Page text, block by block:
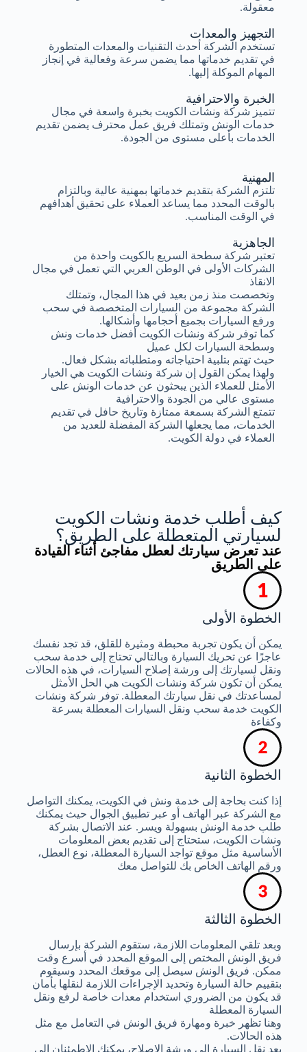
الخبرة والاحترافية
تتميز شركة ونشات الكويت بخبرة واسعة في مجال
خدمات الونش وتمتلك فريق عمل محترف يضمن تقديم
الخدمات بأعلى مستوى من الجودة.
التجهيز والمعدات
تستخدم الشركة أحدث التقنيات والمعدات المتطورة
في تقديم خدماتها مما يضمن سرعة وفعالية في إنجاز
المهام الموكلة إليها.
معقولة.
المهنية
تلتزم الشركة بتقديم خدماتها بمهنية عالية وبالتزام
بالوقت المحدد مما يساعد العملاء على تحقيق أهدافهم
في الوقت المناسب.
الجاهزية
تعتبر شركة سطحة السريع بالكويت واحدة من
الشركات الأولى في الوطن العربي التي تعمل في مجال
الانقاذ
وتخصصت منذ زمن بعيد في هذا المجال، وتمتلك
الشركة مجموعة من السيارات المتخصصة في سحب
ورفع السيارات بجميع أحجامها وأشكالها.
كما توفر شركة ونشات الكويت أفضل خدمات ونش
وسطحة السيارات لكل عميل
حيث تهتم بتلبية احتياجاته ومتطلباته بشكل فعال.
ولهذا يمكن القول إن شركة ونشات الكويت هي الخيار
الأمثل للعملاء الذين يبحثون عن خدمات الونش على
مستوى عالي من الجودة والاحترافية
تتمتع الشركة بسمعة ممتازة وتاريخ حافل في تقديم
الخدمات، مما يجعلها الشركة المفضلة للعديد من
العملاء في دولة الكويت.
كيف أطلب خدمة ونشات الكويت
لسيارتي المتعطلة على الطريق؟
عند تعرض سيارتك لعطل مفاجئ أثناء القيادة
على الطريق
الخطوة الأولى
يمكن أن يكون تجربة محبطة ومثيرة للقلق، قد تجد نفسك
عاجزًا عن تحريك السيارة وبالتالي تحتاج إلى خدمة سحب
ونقل لسيارتك إلى ورشة إصلاح السيارات، في هذه الحالات
يمكن أن تكون شركة ونشات الكويت هي الحل الأمثل
لمساعدتك في نقل سيارتك المعطلة. توفر شركة ونشات
الكويت خدمة سحب ونقل السيارات المعطلة بسرعة
وكفاءة
الخطوة الثانية
إذا كنت بحاجة إلى خدمة ونش في الكويت، يمكنك التواصل
مع الشركة عبر الهاتف أو عبر تطبيق الجوال حيث يمكنك
طلب خدمة الونش بسهولة ويسر. عند الاتصال بشركة
ونشات الكويت، ستحتاج إلى تقديم بعض المعلومات
الأساسية مثل موقع تواجد السيارة المعطلة، نوع العطل،
ورقم الهاتف الخاص بك للتواصل معك
الخطوة الثالثة
وبعد تلقي المعلومات اللازمة، ستقوم الشركة بإرسال
فريق الونش المختص إلى الموقع المحدد في أسرع وقت
ممكن. فريق الونش سيصل إلى موقعك المحدد وسيقوم
بتقييم حالة السيارة وتحديد الإجراءات اللازمة لنقلها بأمان
قد يكون من الضروري استخدام معدات خاصة لرفع ونقل
السيارة المعطلة
وهنا تظهر خبرة ومهارة فريق الونش في التعامل مع مثل
هذه الحالات.
بعد نقل السيارة إلى ورشة الإصلاح، يمكنك الاطمئنان إلى